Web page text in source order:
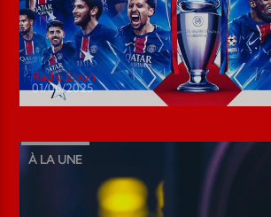
Radio Elyon
01/06/2025
À LA UNE